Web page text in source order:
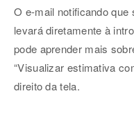
O e-mail notificando
levará diretamente à
pode aprender mais
“Visualizar estimativa
direito da tela.